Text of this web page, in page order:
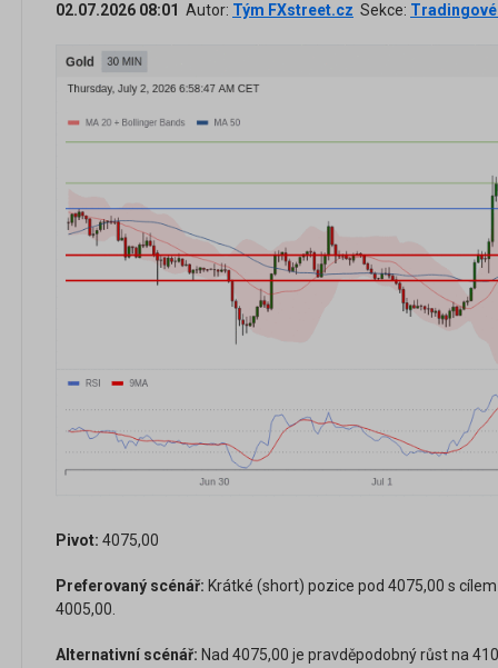
02.07.2026 08:01 Autor: Tým FXstreet.cz Sekce: Tradingové
Pivot: 4075,00
Preferovaný scénář: Krátké (short) pozice pod 4075,00 s
4005,00.
Alternativní scénář: Nad 4075,00 je pravděpodobný růst na